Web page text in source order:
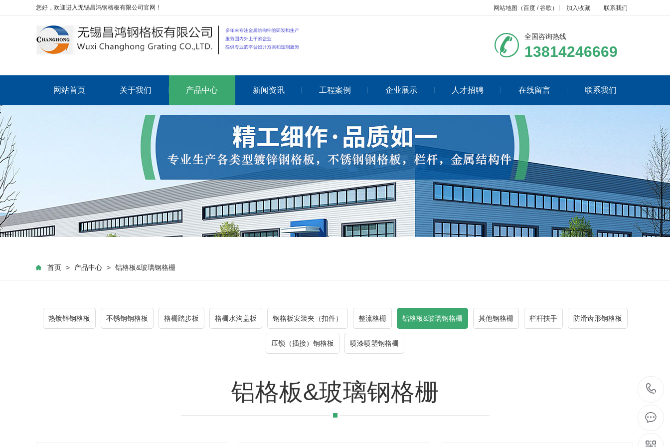
您好，欢迎进入无锡昌鸿钢格板有限公司官网！ 网站地图 （百度 /谷歌 ） 加入收藏 联系我们
全国咨询热线
13814246669
网站首页 关于我们 产品中心 新闻资讯 工程案例 企业展示 人才招聘 在线留言 联系我们
首页 > 产品中心 > 铝格板&玻璃钢格栅
热镀锌钢格板 不锈钢钢格板 格栅踏步板 格栅水沟盖板 钢格板安装夹（扣件） 整流格栅 铝格板&玻璃钢格栅 其他钢格栅 栏杆扶手 防滑齿形钢格板
压锁（插接）钢格板 喷漆喷塑钢格栅
铝格板&玻璃钢格栅